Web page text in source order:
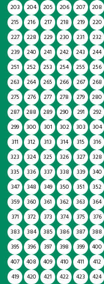
203
204 205 206 207 208
215
216 217 218 219 220
227
228 229 230 231 232
239
240 241 242 243 244
251
252 253 254 255 256
263
264 265 266 267 268
275
276 277 278 279 280
287
288 289 290 291 292
299
300 301 302 303 304
311
312 313 314 315 316
323
324 325 326 327 328
335
336 337 338 339 340
347
348 349 350 351 352
359
360 361 362 363 364
371
372 373 374 375 376
383
384 385 386 387 388
395
396 397 398 399 400
407
408 409 410 411 412
419
420 421 422 423 424